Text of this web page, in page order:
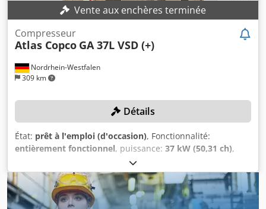
Vente aux enchères terminée
Nordrhein-Westfalen
309 km
Compresseur
Atlas Copco GA 37L VSD (+)
Détails
État: prêt à l'emploi (d'occasion), Fonctionnalité:
entièrement fonctionnel, puissance: 37 kW (50,31 ch),
, pression (max.):
capacité utile du réservoir:1 500 l, vitesse de rotation
(max.):3 800 tr/min, débit volumique:475,2 m³/h, numéro
de machine/véhicule:API866497
, Le compresseur a fait